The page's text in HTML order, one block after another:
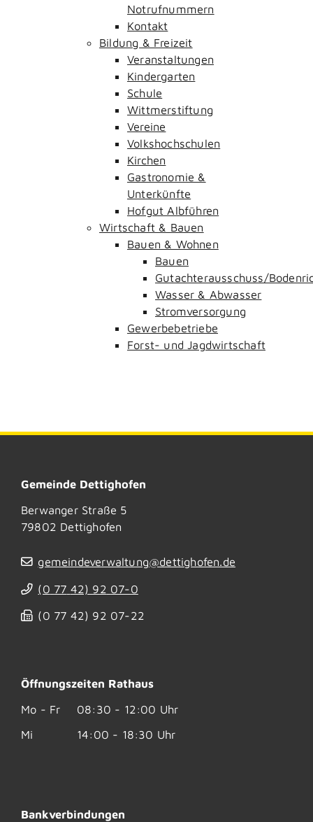
Notrufnummern
Kontakt
Bildung & Freizeit
Veranstaltungen
Kindergarten
Schule
Wittmerstiftung
Vereine
Volkshochschulen
Kirchen
Gastronomie &
Unterkünfte
Hofgut Albführen
Wirtschaft & Bauen
Bauen & Wohnen
Bauen
Gutachterausschuss/
Wasser & Abwasser
Stromversorgung
Gewerbebetriebe
Forst- und Jagdwirtschaft
Gemeinde Dettighofen
Berwanger Straße 5
79802 Dettighofen
gemeindeverwaltung@dettighofen.de
(0 77 42) 92 07-0
(0 77 42) 92 07-22
Öffnungszeiten Rathaus
Mo - Fr
08:30 - 12:00 Uhr
Mi
14:00 - 18:30 Uhr
Bankverbindungen